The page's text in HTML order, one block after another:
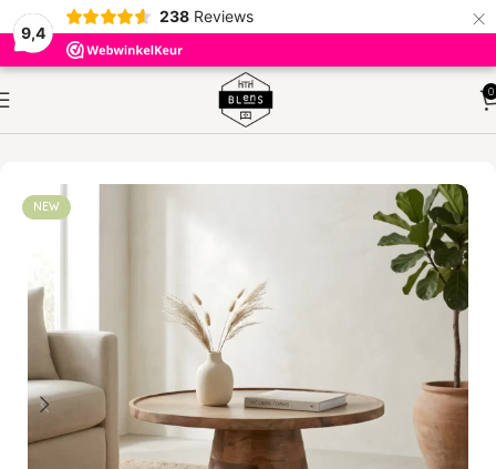
9,4
238 Reviews ×
0
SALONTAFELS
NEW